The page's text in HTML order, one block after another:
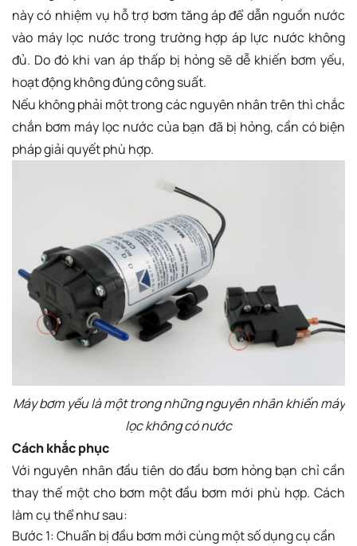
này có nhiệm vụ hỗ trợ bơm tăng áp để dẫn nguồn nước
vào máy lọc nước trong trường hợp áp lực nước không
đủ. Do đó khi van áp thấp bị hỏng sẽ dễ khiến bơm yếu,
hoạt động không đúng công suất.
Nếu không phải một trong các nguyên nhân trên thì chắc
chắn bơm máy lọc nước của bạn đã bị hỏng, cần có biện
pháp giải quyết phù hợp.
Máy bơm yếu là một trong những nguyên nhân khiến máy
lọc không có nước
Cách khắc phục
Với nguyên nhân đầu tiên do đầu bơm hỏng bạn chỉ cần
thay thế một cho bơm một đầu bơm mới phù hợp. Cách
làm cụ thể như sau:
Bước 1: Chuẩn bị đầu bơm mới cùng một số dụng cụ cần